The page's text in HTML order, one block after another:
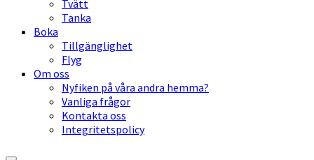
Tvätt
Tanka
Boka
Tillgänglighet
Flyg
Om oss
Nyfiken på våra andra hemma?
Vanliga frågor
Kontakta oss
Integritetspolicy